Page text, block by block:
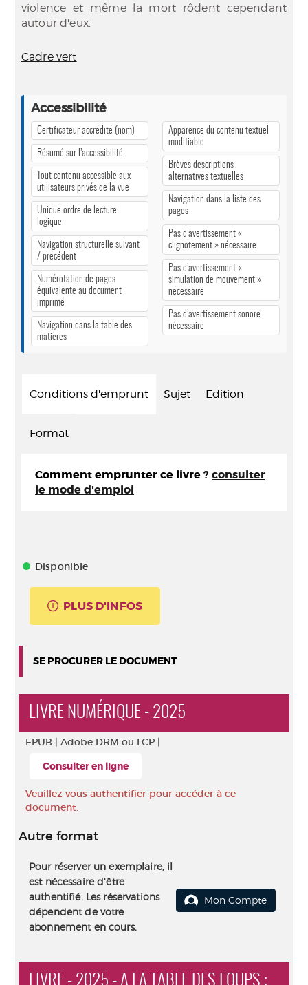
violence et même la mort rôdent cependant
autour d'eux.
Cadre vert
Accessibilité
Certificateur accrédité (nom)
Résumé sur l’accessibilité
Tout contenu accessible aux
utilisateurs privés de la vue
Unique ordre de lecture
logique
Navigation structurelle suivant
/ précédent
Numérotation de pages
équivalente au document
imprimé
Navigation dans la table des
matières
Apparence du contenu textuel
modifiable
Brèves descriptions
alternatives textuelles
Navigation dans la liste des
pages
Pas d’avertissement «
clignotement » nécessaire
Pas d’avertissement «
simulation de mouvement »
nécessaire
Pas d’avertissement sonore
nécessaire
Conditions d'emprunt Sujet Edition
Format
Comment emprunter ce livre ? consulter
le mode d'emploi
Disponible
PLUS D'INFOS
SE PROCURER LE DOCUMENT
LIVRE NUMÉRIQUE - 2025
EPUB | Adobe DRM ou LCP |
Consulter en ligne
Veuillez vous authentifier pour accéder à ce
document.
Autre format
Pour réserver un exemplaire, il
est nécessaire d'être
authentifié. Les réservations
dépendent de votre
abonnement en cours.
Mon Compte
LIVRE - 2025 - A LA TABLE DES LOUPS :